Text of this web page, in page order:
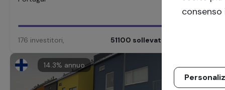
176 investitori, 51100 sollevato
14.3% annuo 14.5